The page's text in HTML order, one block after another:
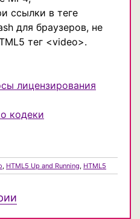
ссылки в теге
для браузеров, не
тег <video>.
лицензирования
кодеки
, HTML5 Up and Running, HTML5